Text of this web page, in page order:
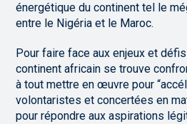
énergétique du continent tel le
entre le Nigéria et le Maroc.
Pour faire face aux enjeux et
continent africain se trouve
à tout mettre en œuvre pour
volontaristes et concertées en
pour répondre aux aspirations